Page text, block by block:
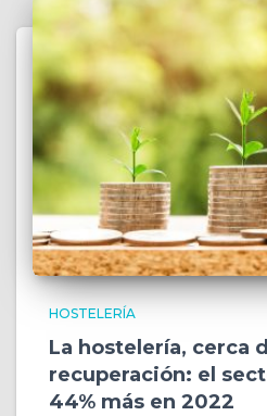
HOSTELERÍA
La hostelería, cerca
recuperación: el
44% más en 2022